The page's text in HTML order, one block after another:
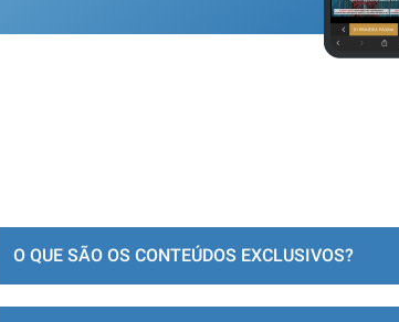
O QUE SÃO OS CONTEÚDOS EXCLUSIVOS?